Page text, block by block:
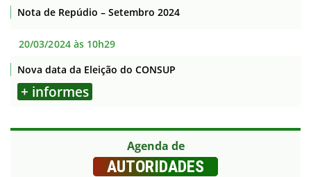
Nota de Repúdio – Setembro 2024
20/03/2024 às 10h29
Nova data da Eleição do CONSUP
+ informes
Agenda de
AUTORIDADES